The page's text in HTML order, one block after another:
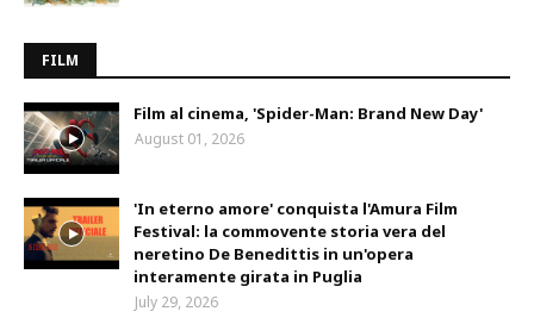
FILM
Film al cinema, 'Spider-Man: Brand New Day'
August 01, 2026
'In eterno amore' conquista l'Amura Film
Festival: la commovente storia vera del
neretino De Benedittis in un'opera
interamente girata in Puglia
July 29, 2026